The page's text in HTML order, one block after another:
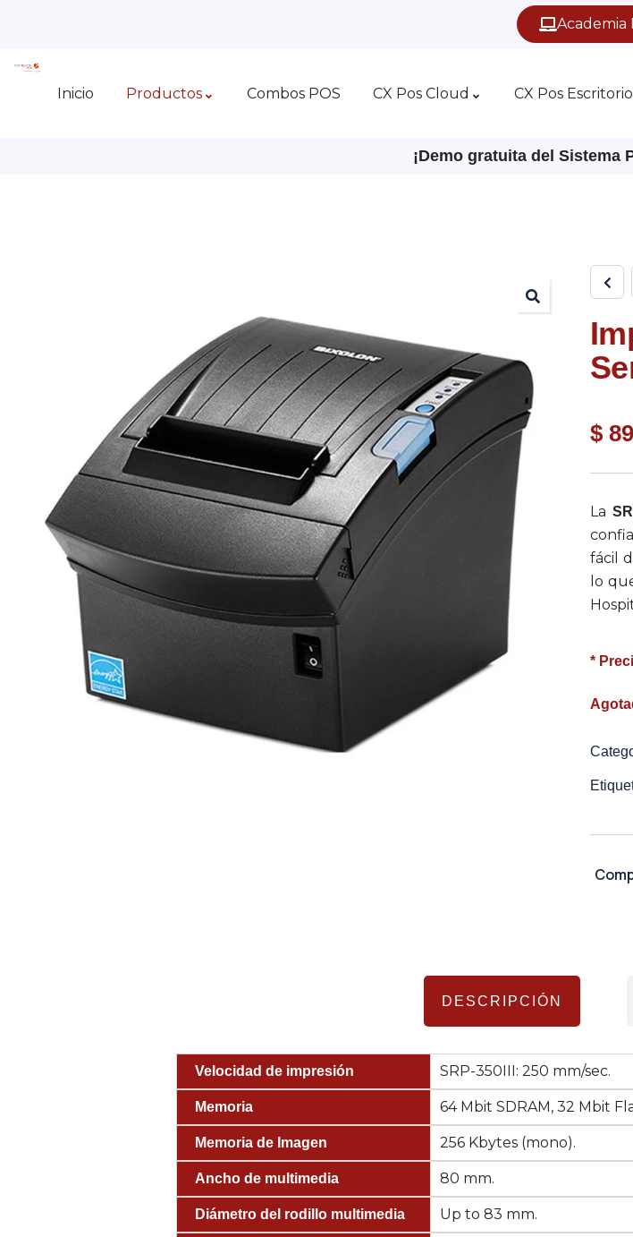
Academia
Inicio Productos Combos POS CX Pos Cloud CX Pos Escritorio
¡Demo gratuita del Sistema
$
La
fácil
lo
*
DESCRIPCIÓN
Velocidad de impresión SRP-350III: 250 mm/sec.
Memoria 64 Mbit SDRAM, 32 Mbit
Memoria de Imagen 256 Kbytes (mono).
Ancho de multimedia 80 mm.
Diámetro del rodillo multimedia Up to 83 mm.